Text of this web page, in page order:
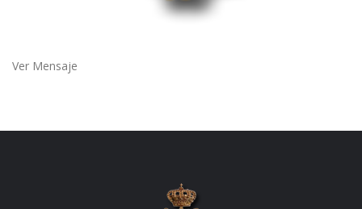
Ver Mensaje